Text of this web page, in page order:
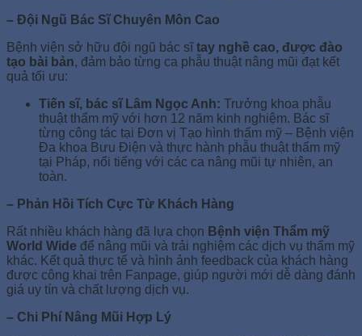
– Đội Ngũ Bác Sĩ Chuyên Môn Cao
Bệnh viện sở hữu đội ngũ bác sĩtay nghề cao, được đào
tạo bài bản, đảm bảo từng ca phẫu thuật nâng mũi đạt kết
quả tối ưu:
Tiến sĩ, bác sĩ Lâm Ngọc Anh: Trưởng khoa phẫu
thuật thẩm mỹ với hơn 12 năm kinh nghiệm. Bác sĩ
từng công tác tại Đơn vị Tạo hình thẩm mỹ – Bệnh viện
Đa khoa Bưu Điện và thực hành phẫu thuật thẩm mỹ
tại Pháp, nổi tiếng với các ca nâng mũi tự nhiên, an
toàn.
– Phản Hồi Tích Cực Từ Khách Hàng
Rất nhiều khách hàng đã lựa chọn Bệnh viện Thẩm mỹ
World Wide để nâng mũi và trải nghiệm các dịch vụ thẩm mỹ
khác. Kết quả thực tế và hình ảnh feedback của khách hàng
được công khai trên Fanpage, giúp người mới dễ dàng đánh
giá uy tín và chất lượng dịch vụ.
– Chi Phí Nâng Mũi Hợp Lý